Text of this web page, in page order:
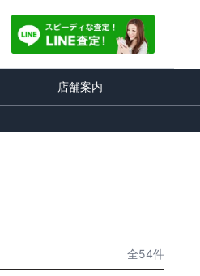
店舗案内
全54件